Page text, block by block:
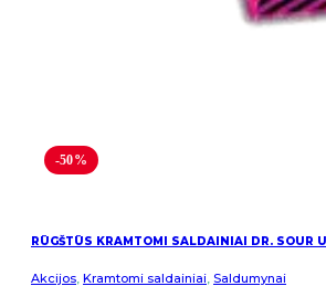
-50%
RŪGŠTŪS KRAMTOMI SALDAINIAI DR. SOUR
Akcijos, Kramtomi saldainiai, Saldumynai